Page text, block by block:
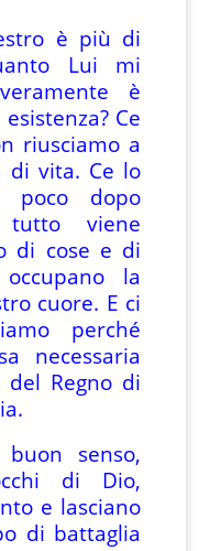
è più di
Lui mi
è
Ce
riusciamo a
di vita. Ce lo
poco dopo
tutto viene
di cose e di
la
cuore. E ci
perché
necessaria
Regno di
senso,
di Dio,
e lasciano
di battaglia